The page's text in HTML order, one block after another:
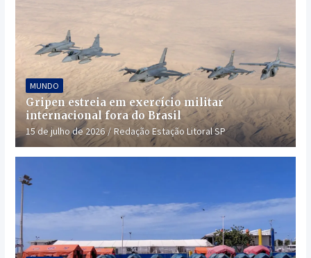
MUNDO
Gripen estreia em exercício militar
internacional fora do Brasil
15 de julho de 2026 Redação Estação Litoral SP